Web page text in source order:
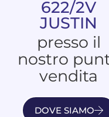
622/2V
JUSTIN
presso il
nostro
vendita
DOVE SIAMO